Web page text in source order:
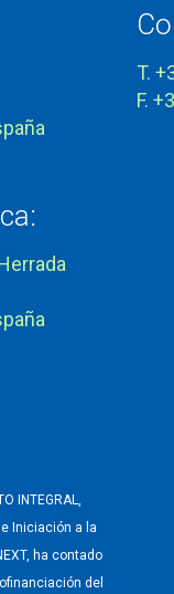
INTEGRAL,
Iniciación a la
ha contado
del
T.
F.